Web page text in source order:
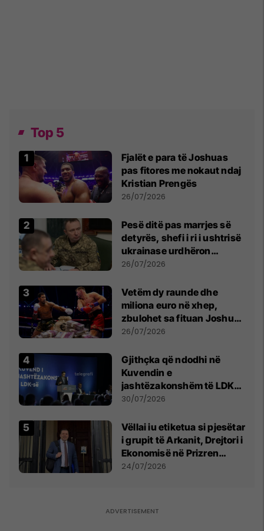
Top 5
Fjalët e para të Joshuas
pas fitores me nokaut ndaj
Kristian Prengës
26/07/2026
Pesë ditë pas marrjes së
detyrës, shefi i ri i ushtrisë
ukrainase urdhëron
kontroll të madh
26/07/2026
Vetëm dy raunde dhe
miliona euro në xhep,
zbulohet sa fituan Joshua
e Prenga
26/07/2026
Gjithçka që ndodhi në
Kuvendin e
jashtëzakonshëm të LDK-
së
30/07/2026
Vëllai iu etiketua si pjesëtar
i grupit të Arkanit, Drejtori i
Ekonomisë në Prizren
mohon pretendimet
24/07/2026